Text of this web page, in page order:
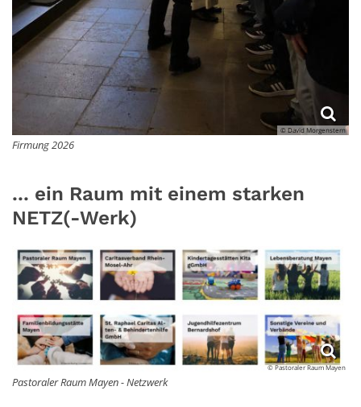
© David Morgenstern
Firmung 2026
... ein Raum mit einem starken
NETZ(-Werk)
© Pastoraler Raum Mayen
Pastoraler Raum Mayen - Netzwerk